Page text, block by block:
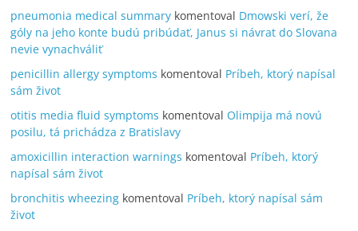
pneumonia medical summary komentoval Dmowski verí, že
góly na jeho konte budú pribúdať, Janus si návrat do Slovana
nevie vynachváliť
penicillin allergy symptoms komentoval Príbeh, ktorý napísal
sám život
otitis media fluid symptoms komentoval Olimpija má novú
posilu, tá prichádza z Bratislavy
amoxicillin interaction warnings komentoval Príbeh, ktorý
napísal sám život
bronchitis wheezing komentoval Príbeh, ktorý napísal sám
život